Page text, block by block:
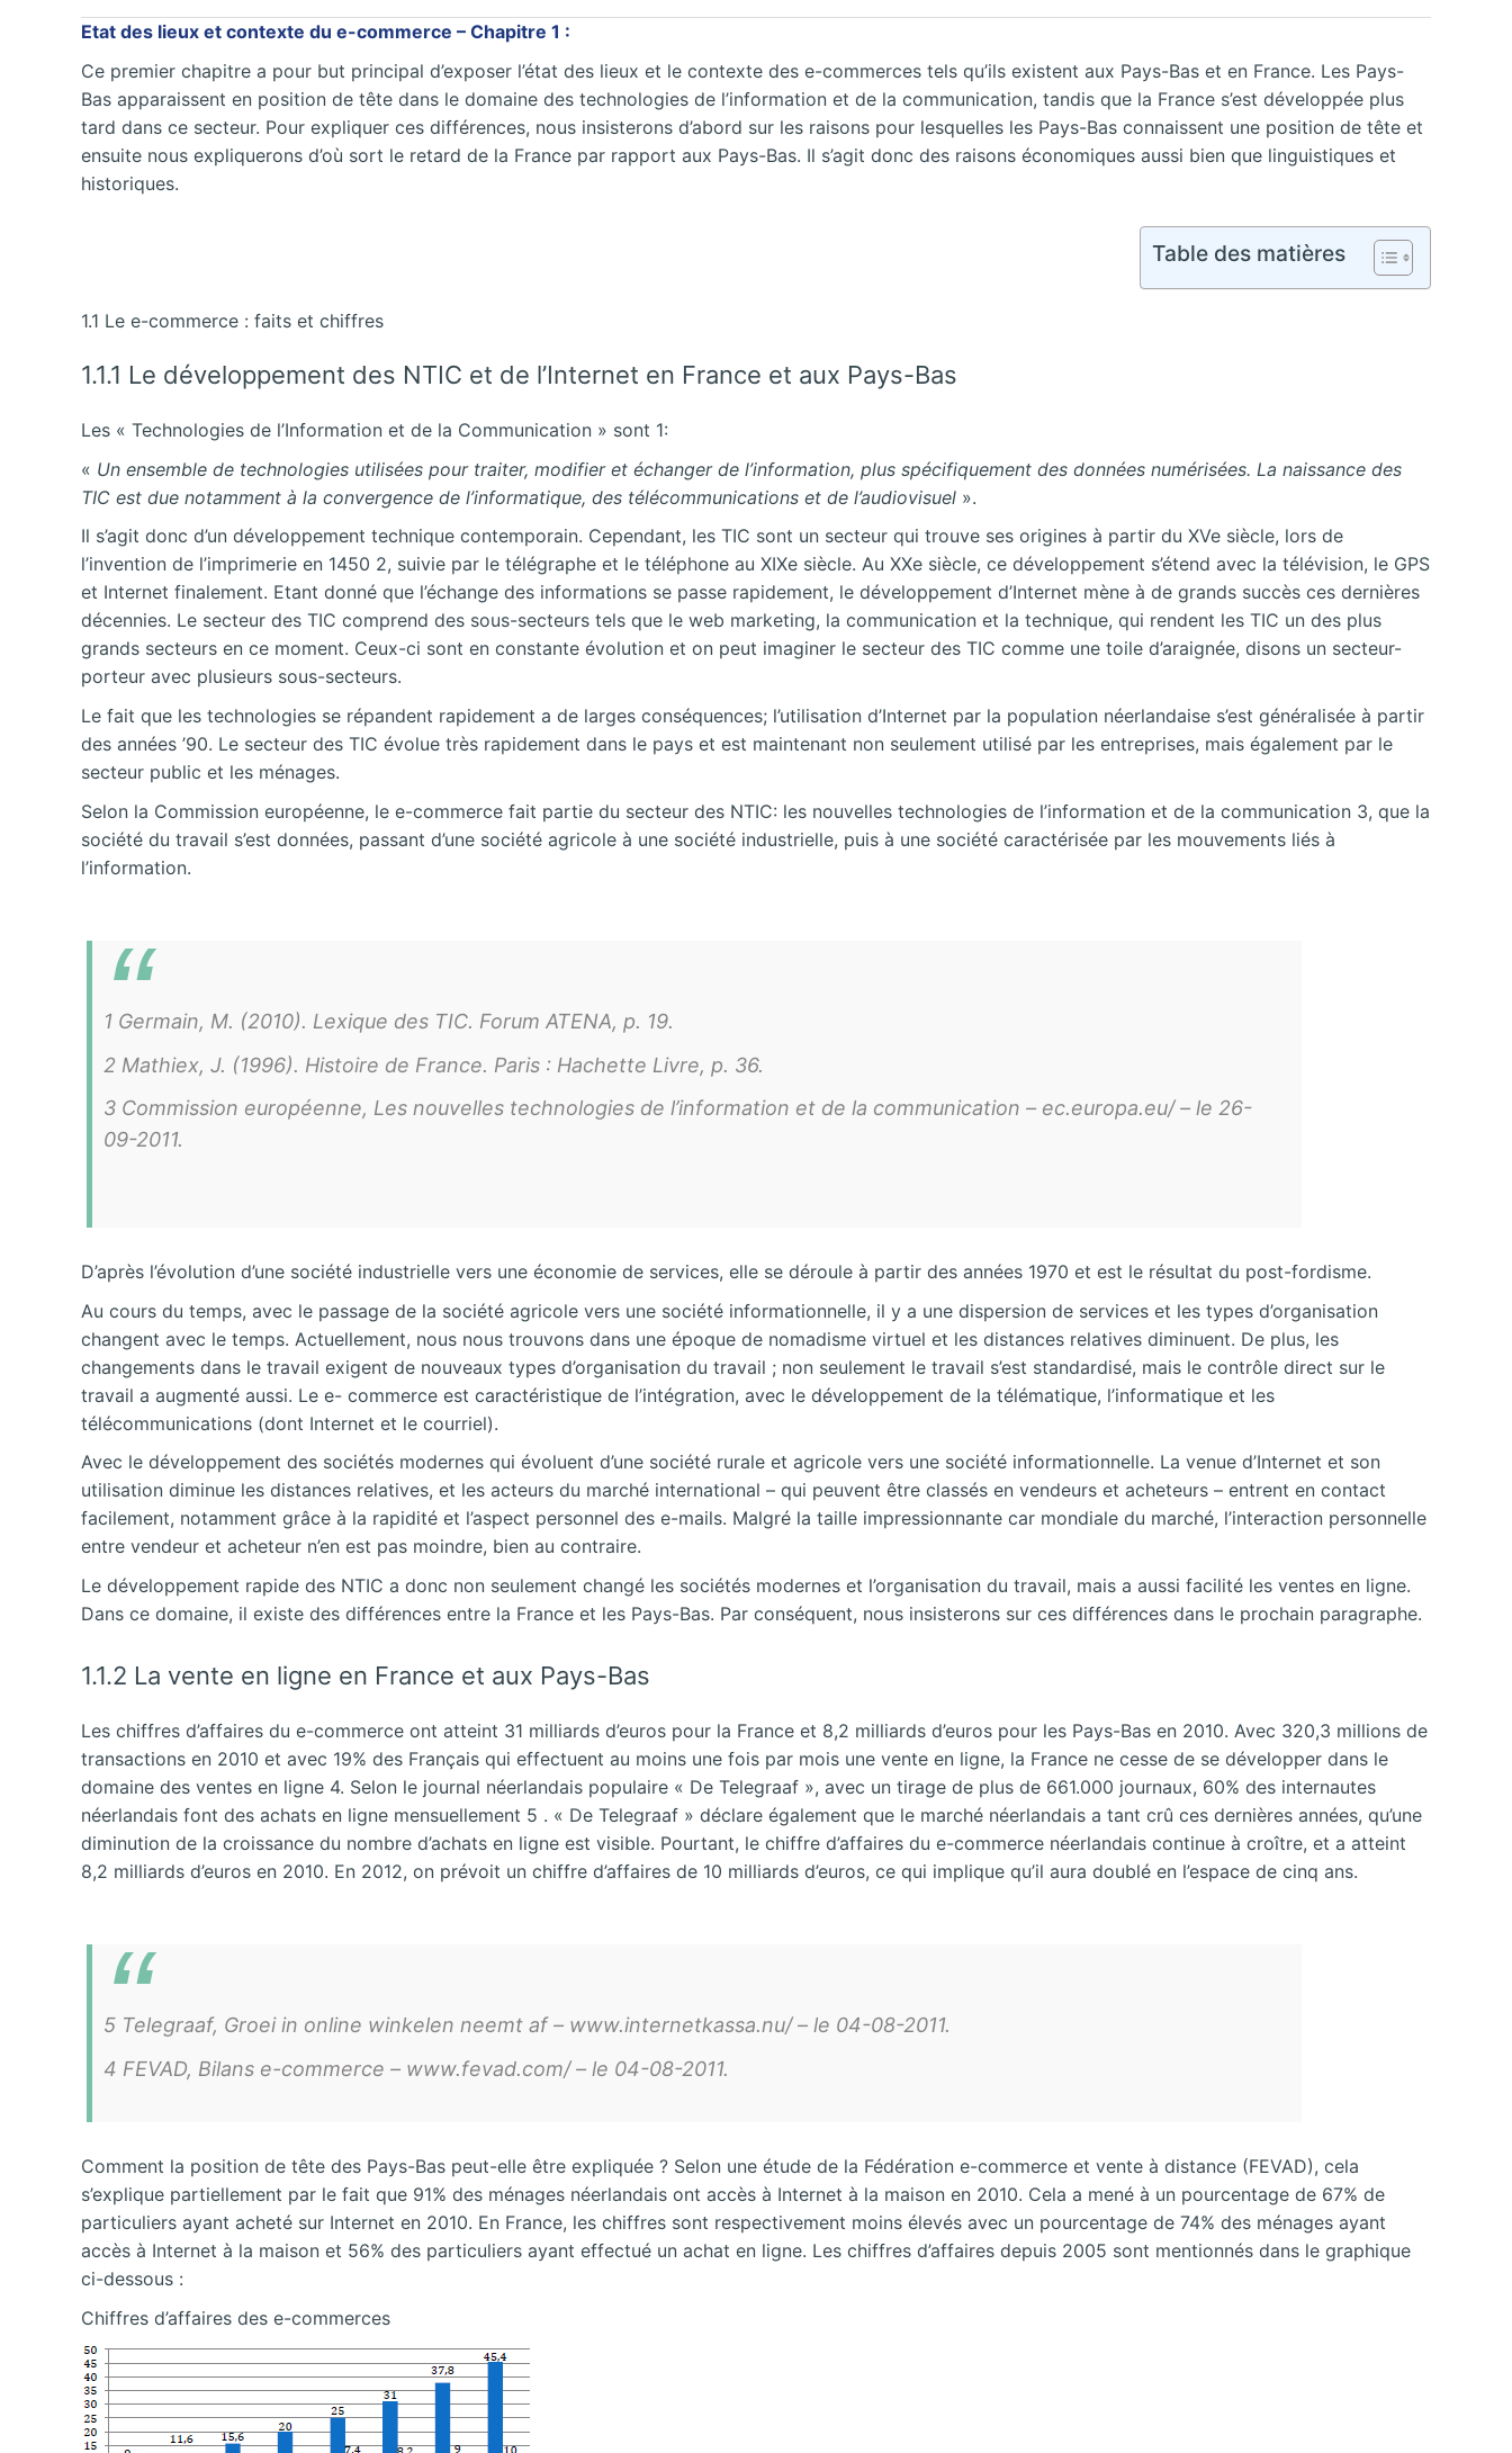
Etat des lieux et contexte du e-commerce – Chapitre 1 :
Ce premier chapitre a pour but principal d’exposer l’état des lieux et le contexte des e-commerces tels qu’ils existent aux Pays-Bas et en France. Les Pays-
Bas apparaissent en position de tête dans le domaine des technologies de l’information et de la communication, tandis que la France s’est développée plus
tard dans ce secteur. Pour expliquer ces différences, nous insisterons d’abord sur les raisons pour lesquelles les Pays-Bas connaissent une position de tête et
ensuite nous expliquerons d’où sort le retard de la France par rapport aux Pays-Bas. Il s’agit donc des raisons économiques aussi bien que linguistiques et
historiques.
Table des matières
1.1 Le e-commerce : faits et chiffres
1.1.1 Le développement des NTIC et de l’Internet en France et aux Pays-Bas
Les « Technologies de l’Information et de la Communication » sont 1:
« Un ensemble de technologies utilisées pour traiter, modifier et échanger de l’information, plus spécifiquement des données numérisées. La naissance des
TIC est due notamment à la convergence de l’informatique, des télécommunications et de l’audiovisuel ».
Il s’agit donc d’un développement technique contemporain. Cependant, les TIC sont un secteur qui trouve ses origines à partir du XVe siècle, lors de
l’invention de l’imprimerie en 1450 2, suivie par le télégraphe et le téléphone au XIXe siècle. Au XXe siècle, ce développement s’étend avec la télévision, le GPS
et Internet finalement. Etant donné que l’échange des informations se passe rapidement, le développement d’Internet mène à de grands succès ces dernières
décennies. Le secteur des TIC comprend des sous-secteurs tels que le web marketing, la communication et la technique, qui rendent les TIC un des plus
grands secteurs en ce moment. Ceux-ci sont en constante évolution et on peut imaginer le secteur des TIC comme une toile d’araignée, disons un secteur-
porteur avec plusieurs sous-secteurs.
Le fait que les technologies se répandent rapidement a de larges conséquences; l’utilisation d’Internet par la population néerlandaise s’est généralisée à partir
des années ’90. Le secteur des TIC évolue très rapidement dans le pays et est maintenant non seulement utilisé par les entreprises, mais également par le
secteur public et les ménages.
Selon la Commission européenne, le e-commerce fait partie du secteur des NTIC: les nouvelles technologies de l’information et de la communication 3, que la
société du travail s’est données, passant d’une société agricole à une société industrielle, puis à une société caractérisée par les mouvements liés à
l’information.
1 Germain, M. (2010). Lexique des TIC. Forum ATENA, p. 19.
2 Mathiex, J. (1996). Histoire de France. Paris : Hachette Livre, p. 36.
3 Commission européenne, Les nouvelles technologies de l’information et de la communication – ec.europa.eu/ – le 26-
09-2011.
D’après l’évolution d’une société industrielle vers une économie de services, elle se déroule à partir des années 1970 et est le résultat du post-fordisme.
Au cours du temps, avec le passage de la société agricole vers une société informationnelle, il y a une dispersion de services et les types d’organisation
changent avec le temps. Actuellement, nous nous trouvons dans une époque de nomadisme virtuel et les distances relatives diminuent. De plus, les
changements dans le travail exigent de nouveaux types d’organisation du travail ; non seulement le travail s’est standardisé, mais le contrôle direct sur le
travail a augmenté aussi. Le e- commerce est caractéristique de l’intégration, avec le développement de la télématique, l’informatique et les
télécommunications (dont Internet et le courriel).
Avec le développement des sociétés modernes qui évoluent d’une société rurale et agricole vers une société informationnelle. La venue d’Internet et son
utilisation diminue les distances relatives, et les acteurs du marché international – qui peuvent être classés en vendeurs et acheteurs – entrent en contact
facilement, notamment grâce à la rapidité et l’aspect personnel des e-mails. Malgré la taille impressionnante car mondiale du marché, l’interaction personnelle
entre vendeur et acheteur n’en est pas moindre, bien au contraire.
Le développement rapide des NTIC a donc non seulement changé les sociétés modernes et l’organisation du travail, mais a aussi facilité les ventes en ligne.
Dans ce domaine, il existe des différences entre la France et les Pays-Bas. Par conséquent, nous insisterons sur ces différences dans le prochain paragraphe.
1.1.2 La vente en ligne en France et aux Pays-Bas
Les chiffres d’affaires du e-commerce ont atteint 31 milliards d’euros pour la France et 8,2 milliards d’euros pour les Pays-Bas en 2010. Avec 320,3 millions de
transactions en 2010 et avec 19% des Français qui effectuent au moins une fois par mois une vente en ligne, la France ne cesse de se développer dans le
domaine des ventes en ligne 4. Selon le journal néerlandais populaire « De Telegraaf », avec un tirage de plus de 661.000 journaux, 60% des internautes
néerlandais font des achats en ligne mensuellement 5 . « De Telegraaf » déclare également que le marché néerlandais a tant crû ces dernières années, qu’une
diminution de la croissance du nombre d’achats en ligne est visible. Pourtant, le chiffre d’affaires du e-commerce néerlandais continue à croître, et a atteint
8,2 milliards d’euros en 2010. En 2012, on prévoit un chiffre d’affaires de 10 milliards d’euros, ce qui implique qu’il aura doublé en l’espace de cinq ans.
5 Telegraaf, Groei in online winkelen neemt af – www.internetkassa.nu/ – le 04-08-2011.
4 FEVAD, Bilans e-commerce – www.fevad.com/ – le 04-08-2011.
Comment la position de tête des Pays-Bas peut-elle être expliquée ? Selon une étude de la Fédération e-commerce et vente à distance (FEVAD), cela
s’explique partiellement par le fait que 91% des ménages néerlandais ont accès à Internet à la maison en 2010. Cela a mené à un pourcentage de 67% de
particuliers ayant acheté sur Internet en 2010. En France, les chiffres sont respectivement moins élevés avec un pourcentage de 74% des ménages ayant
accès à Internet à la maison et 56% des particuliers ayant effectué un achat en ligne. Les chiffres d’affaires depuis 2005 sont mentionnés dans le graphique
ci-dessous :
Chiffres d’affaires des e-commerces